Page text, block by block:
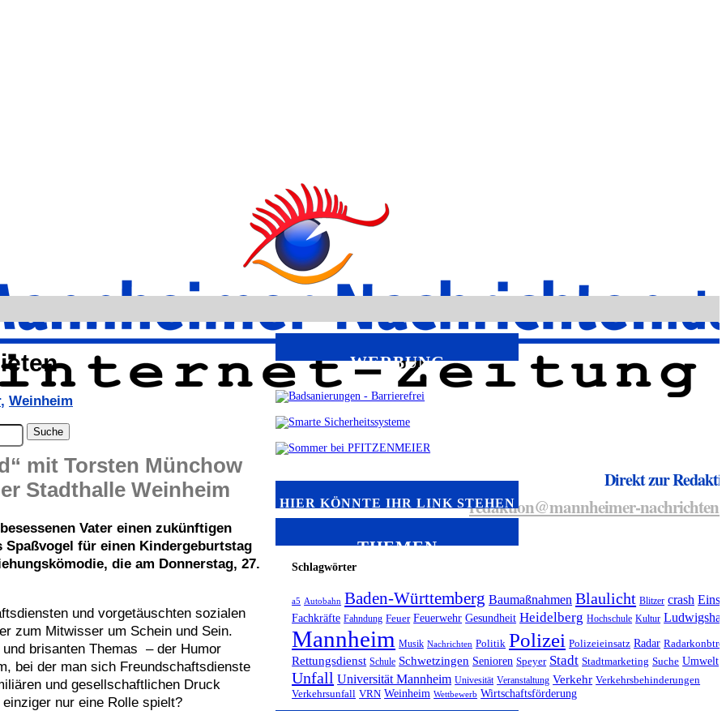
Direkt zur
redaktion@mannheimer-
, Weinheim
mit Torsten Münchow
Stadthalle Weinheim
Vater einen zukünftigen
für einen Kindergeburtstag
die am Donnerstag, 27.
und vorgetäuschten sozialen
zum Mitwisser um Schein und Sein.
brisanten Themas – der Humor
bei der man sich Freundschaftsdienste
und gesellschaftlichen Druck
nur eine Rolle spielt?
WERBUNG
HIER KÖNNTE IHR LINK STEHEN
THEMEN
Schlagwörter
a5 Autobahn Baden-Württemberg Baumaßnahmen Blaulicht Blitzer crash
Fachkräfte Fahndung Feuer Feuerwehr Gesundheit Heidelberg Hochschule Kultur
Mannheim Musik Nachrichten Politik Polizei Polizeieinsatz Radar
Rettungsdienst Schule Schwetzingen Senioren Speyer Stadt Stadtmarketing Suche Umwelt
Unfall Universität Mannheim Univesität Veranstaltung Verkehr Verkehrsbehinderungen
Verkehrsunfall VRN Weinheim Wettbewerb Wirtschaftsförderung